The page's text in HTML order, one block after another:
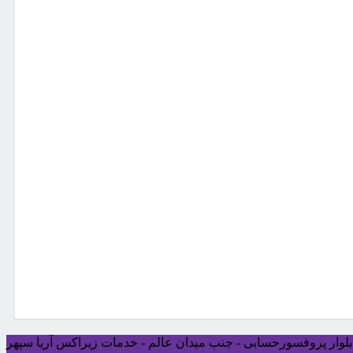
بلوار پروفسورحسابی - جنب میدان عالم - خدمات زیراکس آریا سپهر